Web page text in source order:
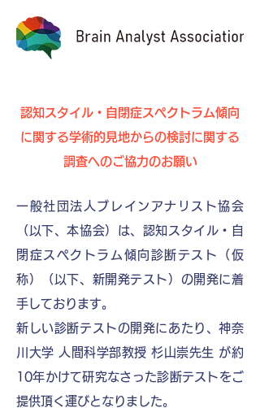
認知スタイル・自閉症スペクトラム傾向
に関する学術的見地からの検討に関する
調査へのご協力のお願い
一般社団法人ブレインアナリスト協会
（以下、本協会）は、認知スタイル・自
閉症スペクトラム傾向診断テスト（仮
称）（以下、新開発テスト）の開発に着
手しております。
新しい診断テストの開発にあたり、神奈
川大学 人間科学部教授 杉山崇先生 が約
10年かけて研究なさった診断テストをご
提供頂く運びとなりました。